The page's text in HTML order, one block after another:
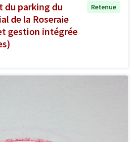
du parking du
de la Roseraie
gestion intégrée
Retenue